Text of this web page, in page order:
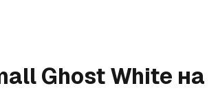
Ghost White на